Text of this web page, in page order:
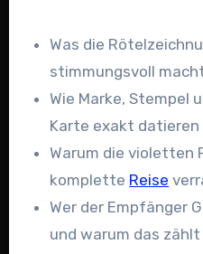
Was die
stimmungsvoll
Wie Marke, Stempel
Karte exakt datieren
Warum die violetten
komplette Reise
Wer der Empfänger
und warum das zählt